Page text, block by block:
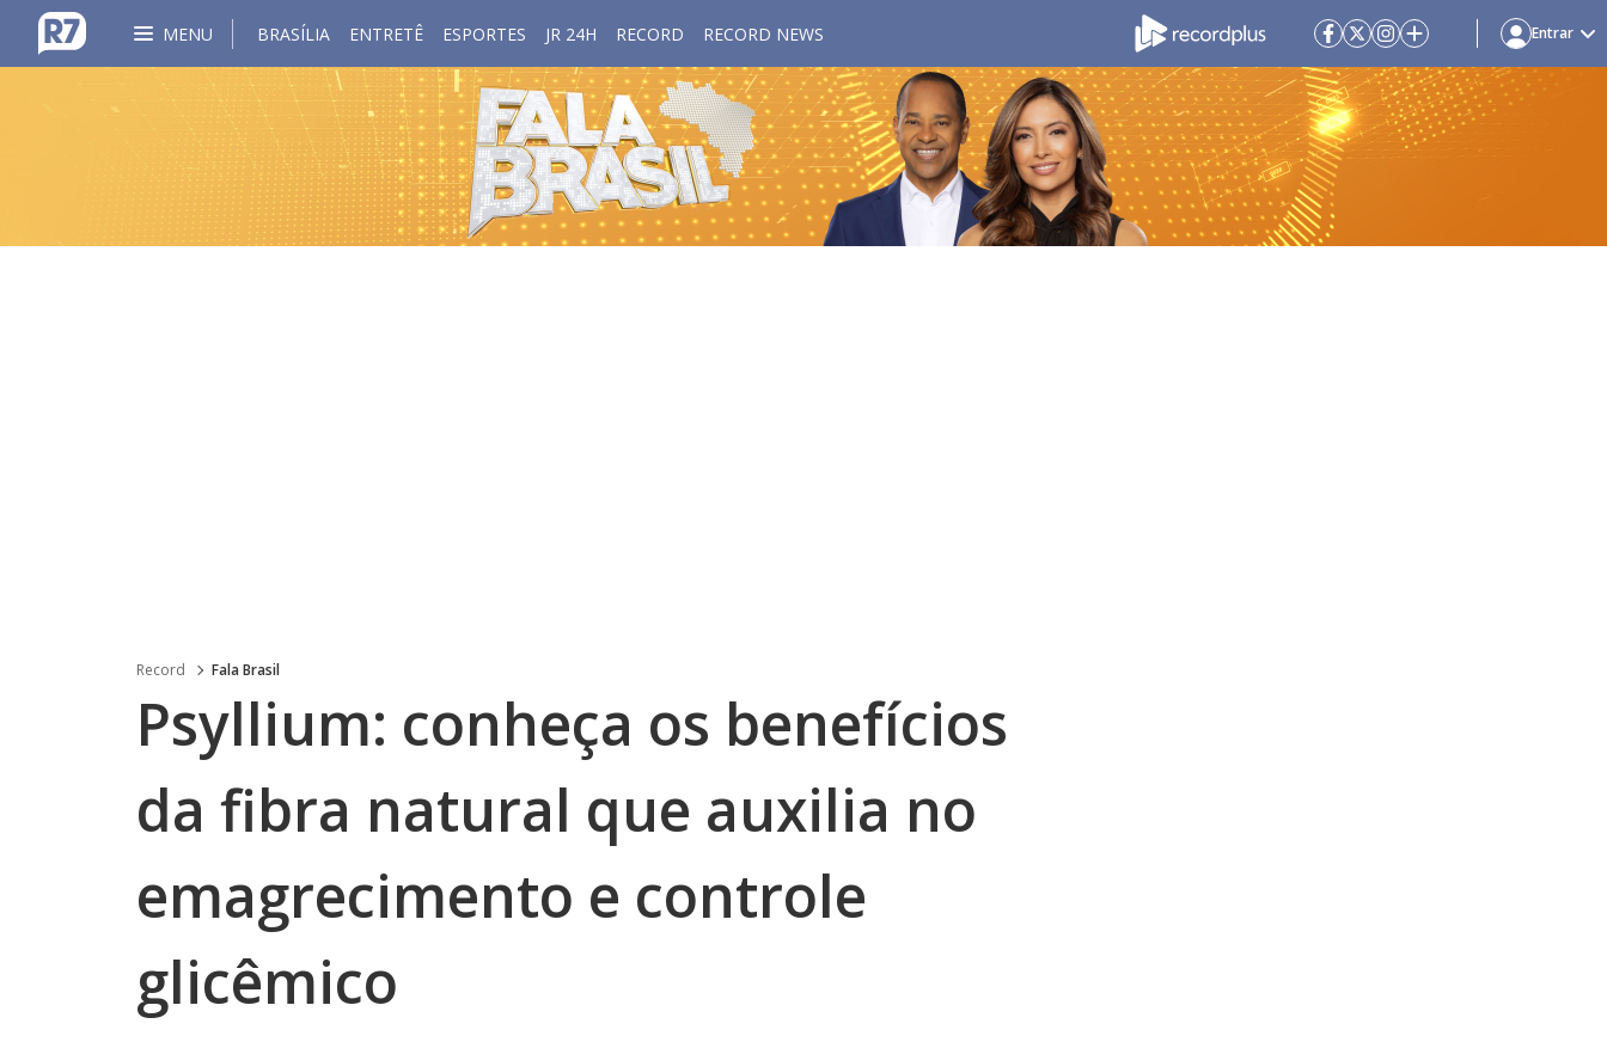
MENU BRASÍLIA ENTRETÊ ESPORTES JR 24H RECORD RECORD NEWS Entrar
Record Fala Brasil
Psyllium: conheça os benefícios
da fibra natural que auxilia no
emagrecimento e controle
glicêmico